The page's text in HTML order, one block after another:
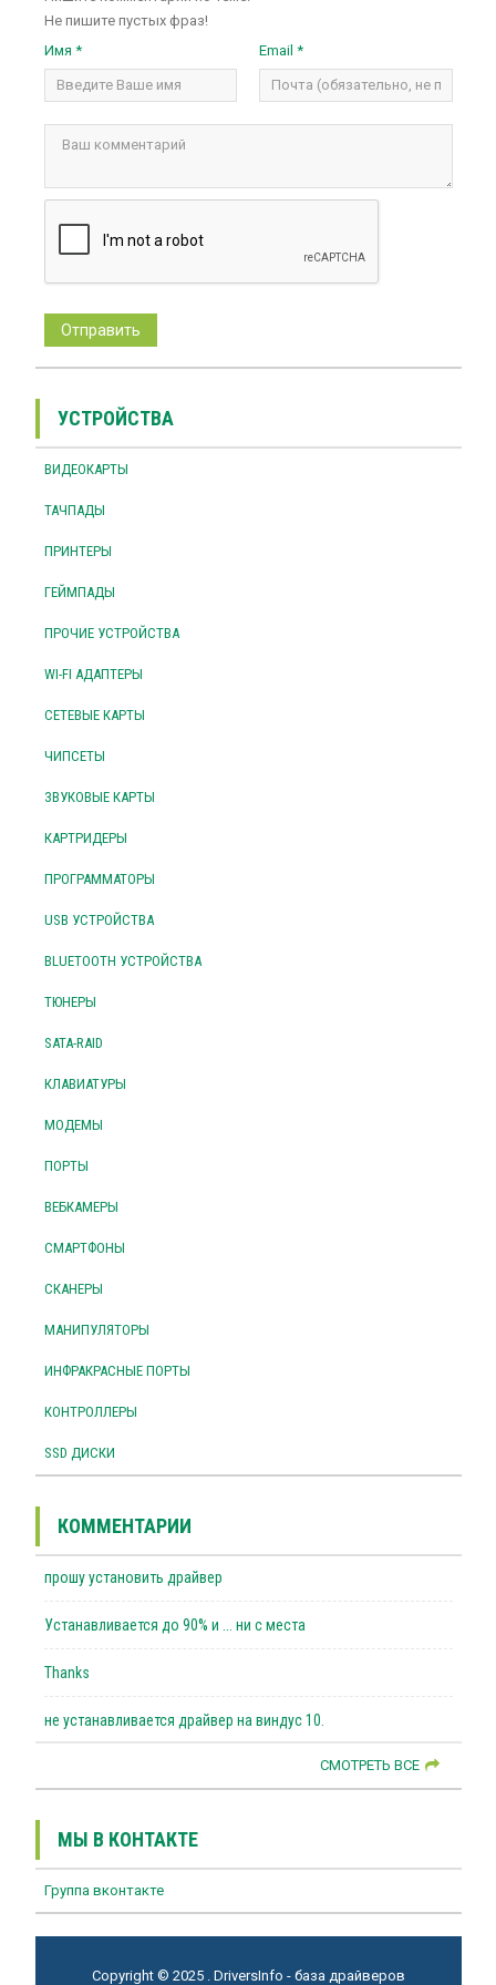
Не пишите пустых фраз!
Имя *
Email *
УСТРОЙСТВА
ВИДЕОКАРТЫ
ТАЧПАДЫ
ПРИНТЕРЫ
ГЕЙМПАДЫ
ПРОЧИЕ УСТРОЙСТВА
WI-FI АДАПТЕРЫ
СЕТЕВЫЕ КАРТЫ
ЧИПСЕТЫ
ЗВУКОВЫЕ КАРТЫ
КАРТРИДЕРЫ
ПРОГРАММАТОРЫ
USB УСТРОЙСТВА
BLUETOOTH УСТРОЙСТВА
ТЮНЕРЫ
SATA-RAID
КЛАВИАТУРЫ
МОДЕМЫ
ПОРТЫ
ВЕБКАМЕРЫ
СМАРТФОНЫ
СКАНЕРЫ
МАНИПУЛЯТОРЫ
ИНФРАКРАСНЫЕ ПОРТЫ
КОНТРОЛЛЕРЫ
SSD ДИСКИ
КОММЕНТАРИИ
прошу установить драйвер
Устанавливается до 90% и ... ни с места
Thanks
не устанавливается драйвер на виндус 10.
СМОТРЕТЬ ВСЕ
МЫ В КОНТАКТЕ
Группа вконтакте
Copyright © 2025 . DriversInfo - база драйверов